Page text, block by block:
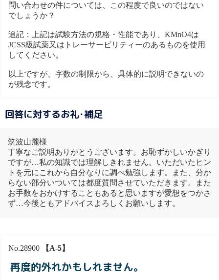
問い合わせの件については、この程度で良いのではない
でしょうか？
追記：上記は試験方法の規格・性能であり、KMnO4は
JCSS級試薬又はトレーサービリティーのあるものを使用
してください。
以上ですが、字数の制限から、具体的に説明できないの
が残念です。
回答に対するお礼･補足
筑波山麓様
丁寧なご説明ありがとうございます。お恥ずかしいかぎり
ですが…私の知識では理解しきれません。いただいたヒン
トを元にこれから自分なりに調べ勉強します。また、分か
らない部分いついては都度質問させていただきます。また
お手数をおかけすることもあると思いますが愛想をつかさ
ず…今後ともアドバイスよろしくお願いします。
No.28900 【A-5】
再度的外れかもしれません。